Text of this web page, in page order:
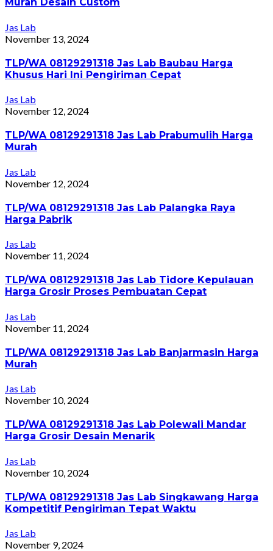
Jas Lab
November 13, 2024
TLP/WA 08129291318 Jas Lab Baubau Harga
Khusus Hari Ini Pengiriman Cepat
Jas Lab
November 12, 2024
TLP/WA 08129291318 Jas Lab Prabumulih Harga
Murah
Jas Lab
November 12, 2024
TLP/WA 08129291318 Jas Lab Palangka Raya
Harga Pabrik
Jas Lab
November 11, 2024
TLP/WA 08129291318 Jas Lab Tidore Kepulauan
Harga Grosir Proses Pembuatan Cepat
Jas Lab
November 11, 2024
TLP/WA 08129291318 Jas Lab Banjarmasin Harga
Murah
Jas Lab
November 10, 2024
TLP/WA 08129291318 Jas Lab Polewali Mandar
Harga Grosir Desain Menarik
Jas Lab
November 10, 2024
TLP/WA 08129291318 Jas Lab Singkawang Harga
Kompetitif Pengiriman Tepat Waktu
Jas Lab
November 9, 2024